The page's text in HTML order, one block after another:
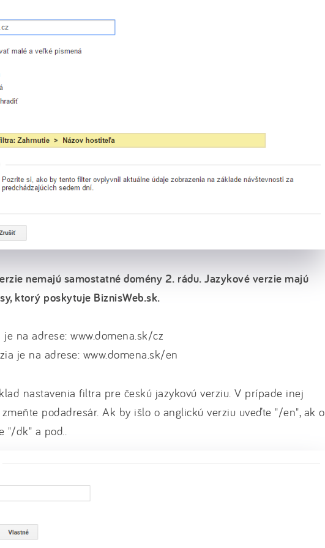
nemajú samostatné domény 2. rádu. Jazykové verzie majú
ktorý poskytuje BiznisWeb.sk.
na adrese: www.domena.sk/cz
je na adrese: www.domena.sk/en
nastavenia filtra pre českú jazykovú verziu. V prípade inej
podadresár. Ak by išlo o anglickú verziu uveďte "/en", ak o
"/dk" a pod..